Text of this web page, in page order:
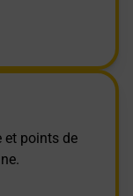
et points de